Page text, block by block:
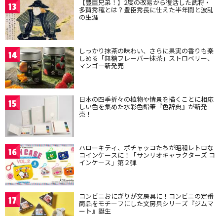
13 【豊臣兄弟！】2度の改易から復活した武将・
多賀秀種とは？豊臣秀長に仕えた半年間と波乱
の生涯
14 しっかり抹茶の味わい、さらに果実の香りも楽
しめる「無糖フレーバー抹茶」ストロベリー、
マンゴー新発売
15 日本の四季折々の植物や情景を描くことに相応
しい色を集めた水彩色鉛筆『色辞典』が新発
売！
16 ハローキティ、ポチャッコたちが昭和レトロな
コインケースに！「サンリオキャラクターズ コ
インケース」第２弾
17 コンビニおにぎりが文房具に！コンビニの定番
商品をモチーフにした文房具シリーズ『ジムマ
ート』誕生